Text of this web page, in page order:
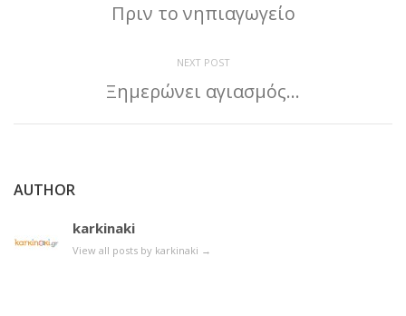
Πριν το νηπιαγωγείο
NEXT POST
Ξημερώνει αγιασμός…
AUTHOR
karkinaki
View all posts by karkinaki →